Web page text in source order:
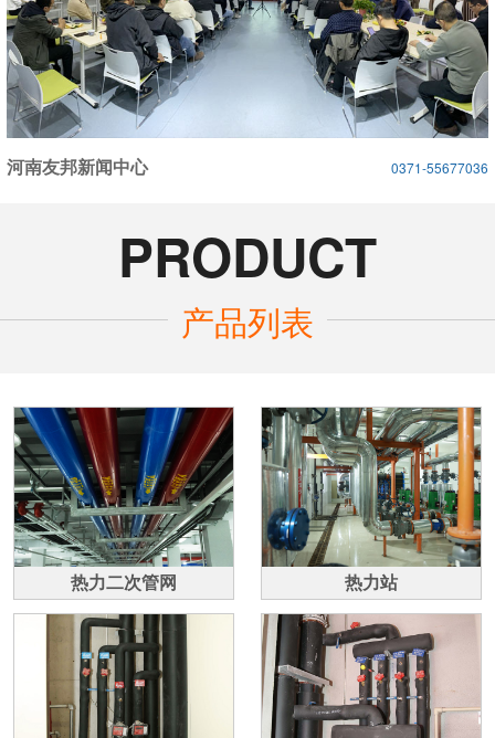
河南友邦新闻中心 0371-55677036
PRODUCT
产品列表
热力二次管网 热力站